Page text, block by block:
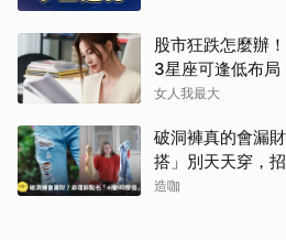
股市狂跌怎麼辦
3星座可逢低布
女人我最大
破洞褲真的會漏
搭」別天天穿，
造咖